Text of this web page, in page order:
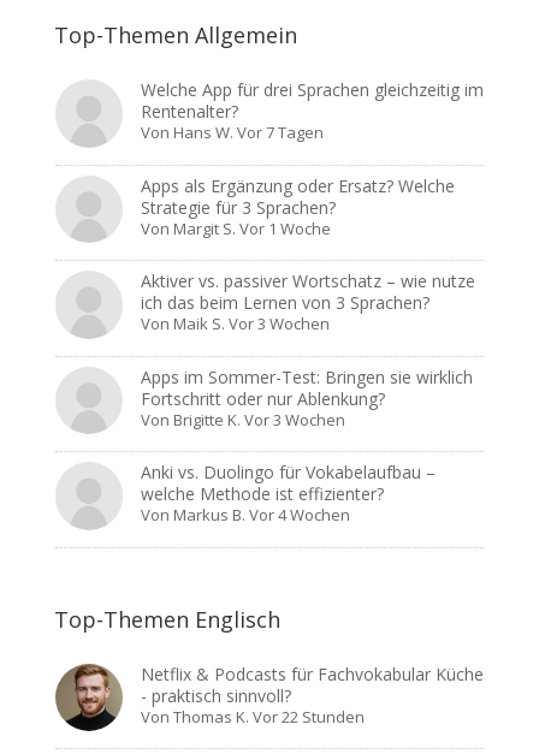
Top-Themen Allgemein
Welche App für drei Sprachen gleichzeitig im
Rentenalter?
Von Hans W. Vor 7 Tagen
Apps als Ergänzung oder Ersatz? Welche
Strategie für 3 Sprachen?
Von Margit S. Vor 1 Woche
Aktiver vs. passiver Wortschatz – wie nutze
ich das beim Lernen von 3 Sprachen?
Von Maik S. Vor 3 Wochen
Apps im Sommer-Test: Bringen sie wirklich
Fortschritt oder nur Ablenkung?
Von Brigitte K. Vor 3 Wochen
Anki vs. Duolingo für Vokabelaufbau –
welche Methode ist effizienter?
Von Markus B. Vor 4 Wochen
Top-Themen Englisch
Netflix & Podcasts für Fachvokabular Küche
- praktisch sinnvoll?
VonThomas K. Vor 22 Stunden